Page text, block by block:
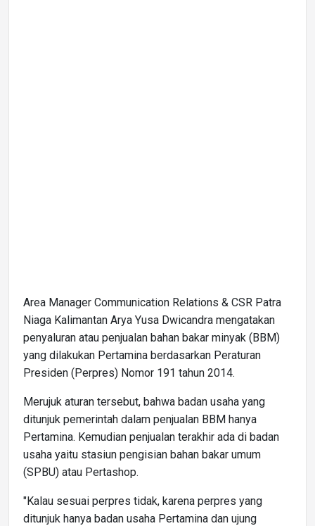
Area Manager Communication Relations & CSR Patra
Niaga Kalimantan Arya Yusa Dwicandra mengatakan
penyaluran atau penjualan bahan bakar minyak (BBM)
yang dilakukan Pertamina berdasarkan Peraturan
Presiden (Perpres) Nomor 191 tahun 2014.
Merujuk aturan tersebut, bahwa badan usaha yang
ditunjuk pemerintah dalam penjualan BBM hanya
Pertamina. Kemudian penjualan terakhir ada di badan
usaha yaitu stasiun pengisian bahan bakar umum
(SPBU) atau Pertashop.
"Kalau sesuai perpres tidak, karena perpres yang
ditunjuk hanya badan usaha Pertamina dan ujung